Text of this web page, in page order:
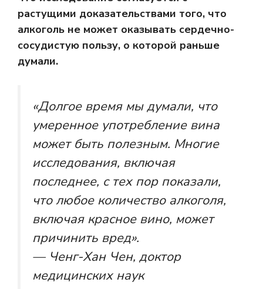
растущими доказательствами того, что
алкоголь не может оказывать сердечно-
сосудистую пользу, о которой раньше
думали.
«Долгое время мы думали, что
умеренное употребление вина
может быть полезным. Многие
исследования, включая
последнее, с тех пор показали,
что любое количество алкоголя,
включая красное вино, может
причинить вред».
— Ченг-Хан Чен, доктор
медицинских наук